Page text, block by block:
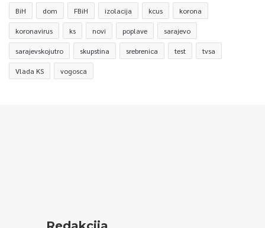
BiH dom FBiH izolacija kcus korona
koronavirus ks novi poplave sarajevo
sarajevskojutro skupstina srebrenica test tvsa
Vlada KS vogosca